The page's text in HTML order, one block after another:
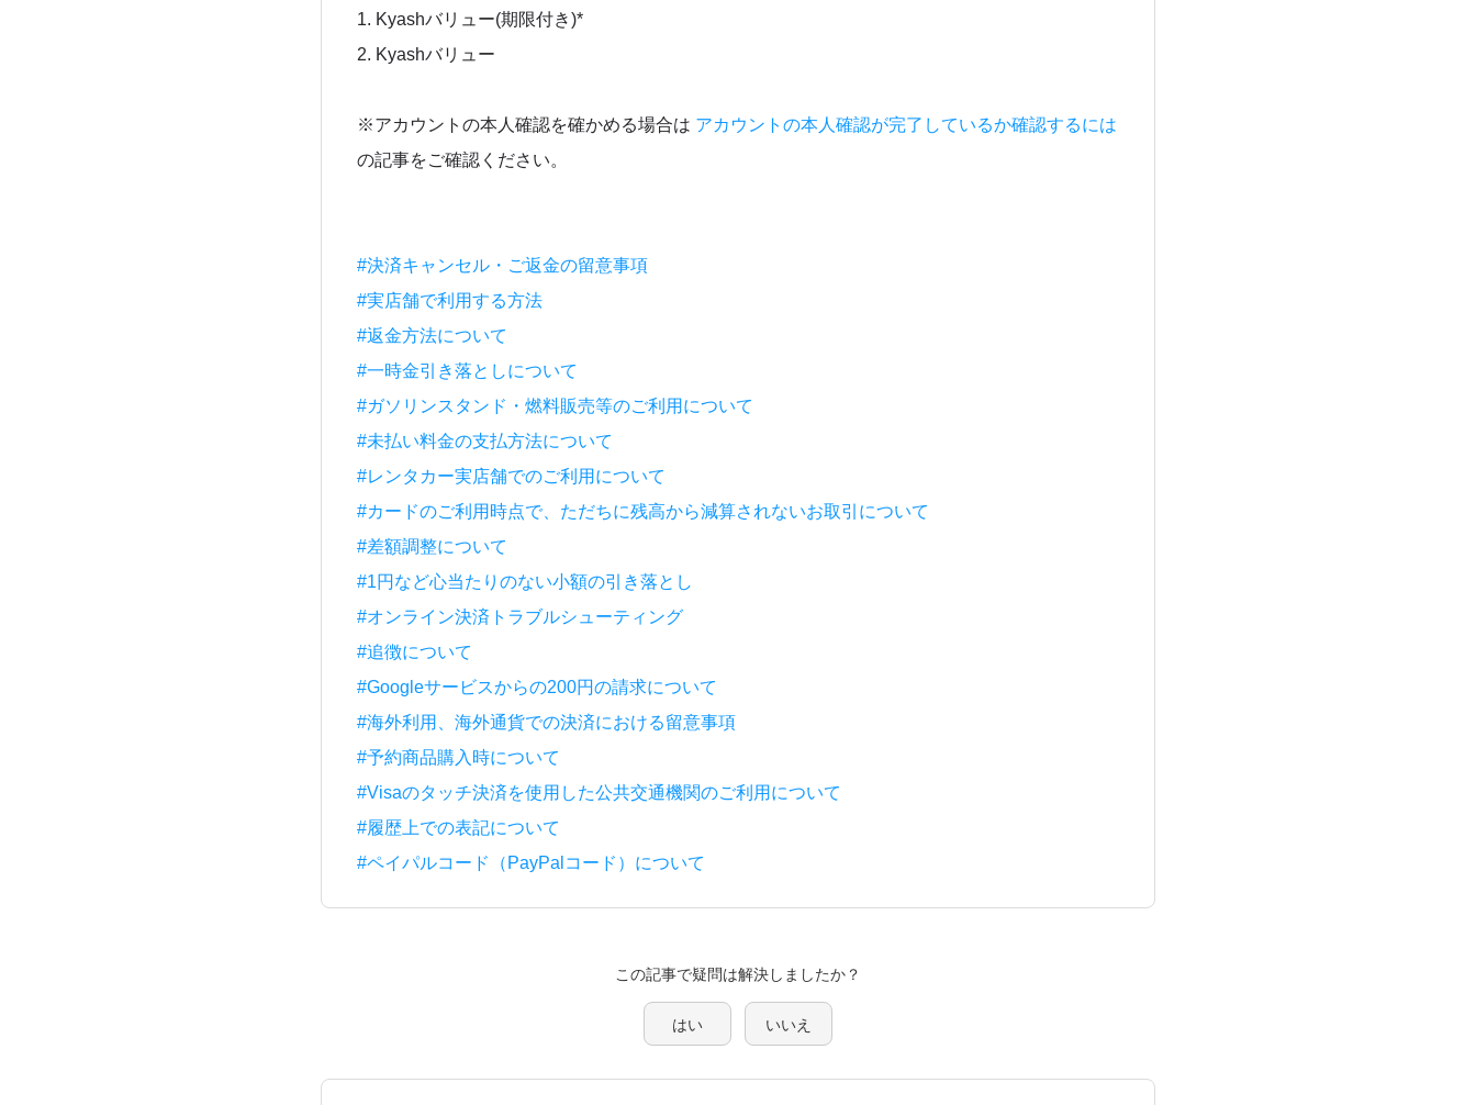
1. Kyashバリュー(期限付き)*
2. Kyashバリュー
※アカウントの本人確認を確かめる場合は アカウントの本人確認が完了しているか確認するには
の記事をご確認ください。
#決済キャンセル・ご返金の留意事項
#実店舗で利用する方法
#返金方法について
#一時金引き落としについて
#ガソリンスタンド・燃料販売等のご利用について
#未払い料金の支払方法について
#レンタカー実店舗でのご利用について
#カードのご利用時点で、ただちに残高から減算されないお取引について
#差額調整について
#1円など心当たりのない小額の引き落とし
#オンライン決済トラブルシューティング
#追徴について
#Googleサービスからの200円の請求について
#海外利用、海外通貨での決済における留意事項
#予約商品購入時について
#Visaのタッチ決済を使用した公共交通機関のご利用について
#履歴上での表記について
#ペイパルコード（PayPalコード）について
この記事で疑問は解決しましたか？
はい いいえ